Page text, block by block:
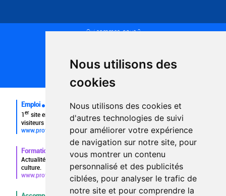
Nous utilisons des
cookies
Nous utilisons des cookies et
d'autres technologies de suivi
pour améliorer votre expérience
de navigation sur notre site, pour
vous montrer un contenu
personnalisé et des publicités
ciblées, pour analyser le trafic de
notre site et pour comprendre la
Qui sommes-nous ?
Plan du site
FAQ recruteurs
FAQ
Emploi
1er site emploi du secteur culturel 784.000 visites et 230.000
visiteurs uniques par mois.
www.profilculture.com
Formation
Actualités, guide et annuaire des formations aux métiers de la
culture.
www.profilculture-formation.com